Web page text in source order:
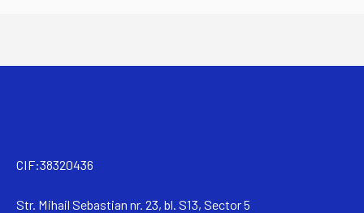
CIF:38320436
Str. Mihail Sebastian nr. 23, bl. S13, Sector 5